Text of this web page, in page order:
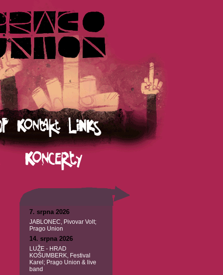
7. srpna 2026
JABLONEC, Pivovar Volt;
Prago Union
14. srpna 2026
LUŽE - HRAD
KOŠUMBERK, Festival
Karel; Prago Union & live
band